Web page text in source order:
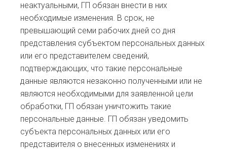
неактуальными, ГП обязан внести в них
необходимые изменения. В срок, не
превышающий семи рабочих дней со дня
представления субъектом персональных данных
или его представителем сведений,
подтверждающих, что такие персональные
данные являются незаконно полученными или не
являются необходимыми для заявленной цели
обработки, ГП обязан уничтожить такие
персональные данные. ГП обязан уведомить
субъекта персональных данных или его
представителя о внесенных изменениях и